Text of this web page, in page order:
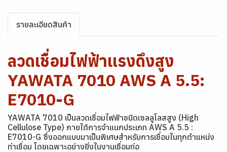
รายละเอียดสินค้า
ลวดเชื่อมไฟฟ้าแรงดึงสูง
YAWATA 7010 AWS A 5.5:
E7010-G
YAWATA 7010 เป็นลวดเชื่อมไฟฟ้าชนิดเซลลูโลสสูง (High
Cellulose Type) ภายใต้การจำแนกประเภท AWS A 5.5 :
E7010-G ซึ่งออกแบบมาเป็นพิเศษสำหรับการเชื่อมในทุกตำแหน่ง
ท่าเชื่อม โดยเฉพาะอย่างยิ่งในงานเชื่อมท่อ